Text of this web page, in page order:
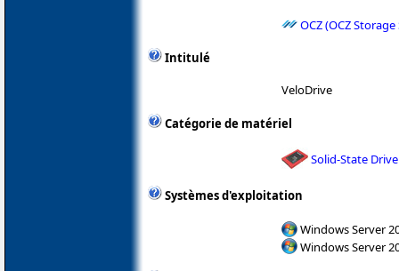
OCZ (OCZ
Intitulé
VeloDrive
Catégorie de matériel
Solid-State Drive
Systèmes d'exploitation
Windows Server
Windows Server